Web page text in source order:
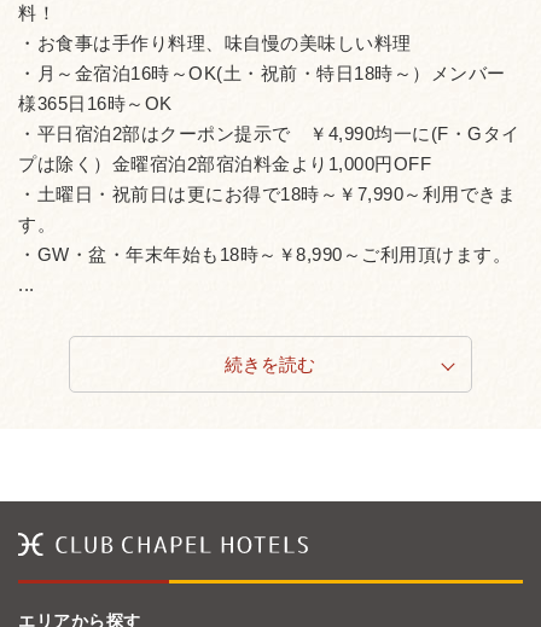
料！
・お食事は手作り料理、味自慢の美味しい料理
・月～金宿泊16時～OK(土・祝前・特日18時～）メンバー
様365日16時～OK
・平日宿泊2部はクーポン提示で ￥4,990均一に(F・Gタイ
プは除く）金曜宿泊2部宿泊料金より1,000円OFF
・土曜日・祝前日は更にお得で18時～￥7,990～利用できま
す。
・GW・盆・年末年始も18時～￥8,990～ご利用頂けます。
...
続きを読む
エリアから探す